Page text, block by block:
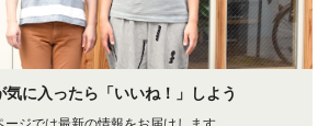
気に入ったら「いいね！」しよう